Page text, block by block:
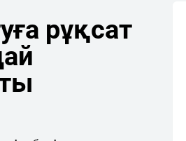
рұқсат